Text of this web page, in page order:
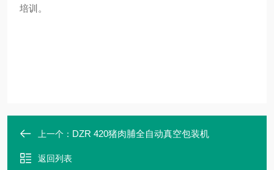
培训。
上一个： DZR 420猪肉脯全自动真空包装机
返回列表